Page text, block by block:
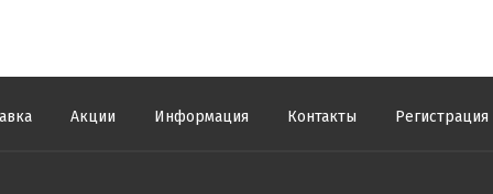
Акции Информация Контакты Регистрация